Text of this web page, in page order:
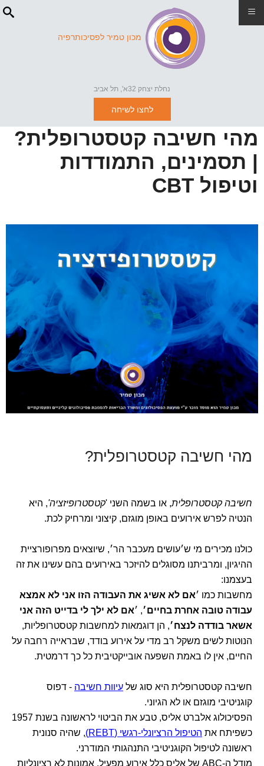
מכון טמיר לפסיכותרפיה
נחלת יצחק 32א', תל אביב
לחצו לשיחה
מהי חשיבה קטסטרופלית?
| תסמינים, התמודדות
וטיפול CBT
מהי חשיבה קטסטרופלית?
חשיבה קטסטרופלית, או בשמה השני 'קטסטרופיזציה', היא
הנטיה לפרש אירועים באופן מוגזם, קיצוני ומרחיק לכת.
כולנו מכירים מי ש׳עושים מעכבר הר׳, שיוצאים מפרופורציית
ההיגיון, ומרביתנו מסוגלים להיזכר באירועים בהם עשינו את זה
בעצמנו:
מחשבות כמו ׳אם לא אשיג את העבודה הזו אני לא אמצא
עבודה טובה אחרת בחיים׳, ׳אם לא ילך לי בדייט הזה אני
אשאר בודדה לנצח׳, הן דוגמאות למחשבות קטסטרופליות,
הנוטות לשים משקל רב מדי על אירוע בודד, שבראייה רחבה על
החיים, אין לו באמת השפעה אובייקטיבית כל כך דרמטית.
חשיבה קטסטרופלית היא סוג של עיוות חשיבה - דפוס
קוגניטיבי מוגזם או לא הגיוני.
הפסיכולוג אלברט אליס, טבע את הביטוי לראשונה בשנת 1957
כשפיתח את הטיפול הרציונלי-רגשי (REBT)
, שהיה סנונית
ראשונה לטיפול הקוגניטיבי התנהגותי המודרני.
מודל ה-ABC של אליס כלל אירוע מפעיל, אמונות לא רציונליות
≡